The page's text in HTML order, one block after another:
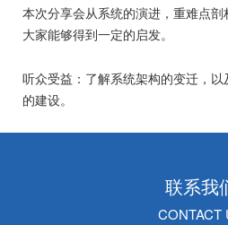
本次分享会从系统的演进，重难点
大家能够得到一定的启发。
听众受益：了解系统架构的变迁，
的建设。
联系我
CONTACT